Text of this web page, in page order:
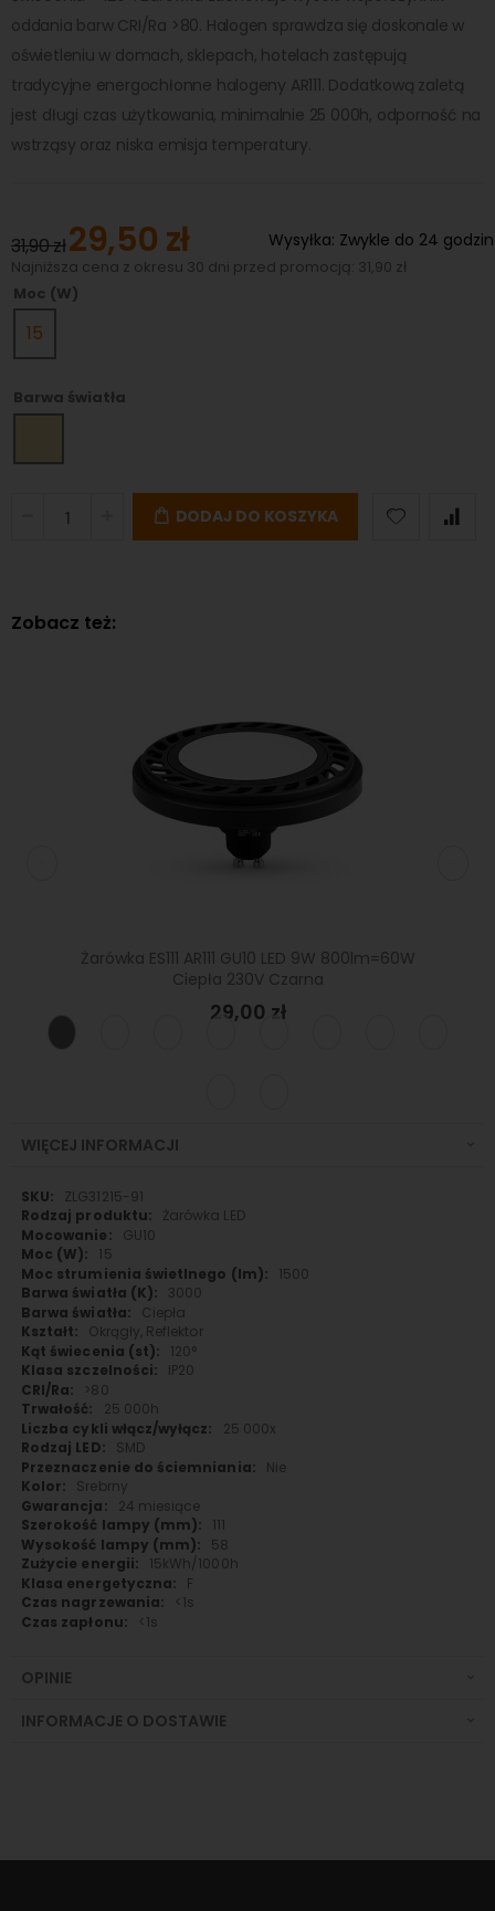
oddania barw CRI/Ra >80. Halogen sprawdza się doskonale w
oświetleniu w domach, sklepach, hotelach zastępują
tradycyjne energochłonne halogeny AR111. Dodatkową zaletą
jest długi czas użytkowania, minimalnie 25 000h, odporność na
wstrząsy oraz niska emisja temperatury.
31,90 złSpecial
Price
29,50 zł Wysyłka: Zwykle do 24 godzin
Najniższa cena z okresu 30 dni przed promocją: 31,90 zł
Moc (W)
15
Barwa światła
DODAJ DO KOSZYKA
Zobacz też:
Żarówka ES111 AR111 GU10 LED 9W 800lm=60W
Ciepła 230V Czarna
29,00 zł
WIĘCEJ INFORMACJI
Więcej
informacji
ZLG31215-91
Żarówka LED
GU10
15
1500
3000
Ciepła
Okrągły, Reflektor
120°
IP20
>80
25 000h
25 000x
SMD
Nie
Srebrny
24 miesiące
111
58
15kWh/1000h
F
<1s
<1s
OPINIE
INFORMACJE O DOSTAWIE